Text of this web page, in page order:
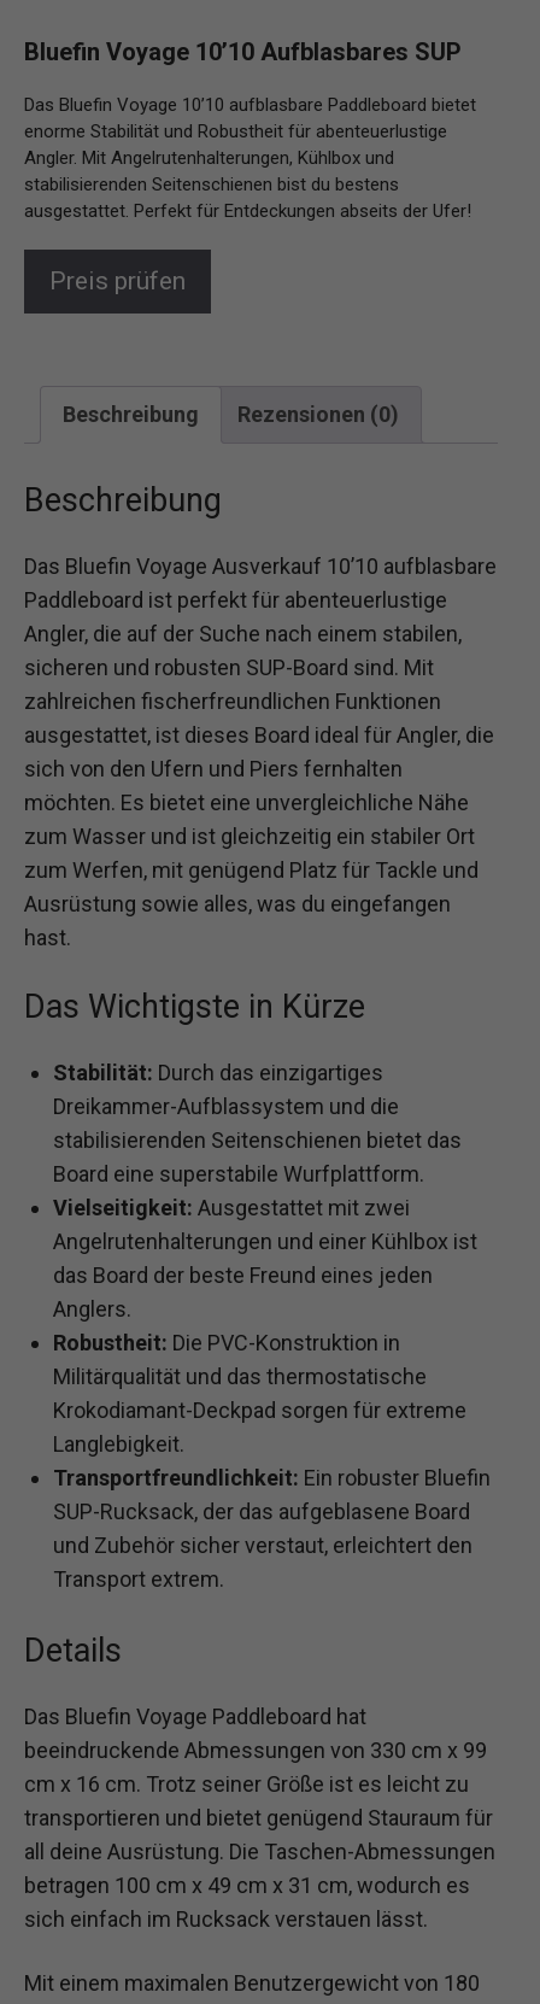
Bluefin Voyage 10’10 Aufblasbares SUP
Das Bluefin Voyage 10’10 aufblasbare Paddleboard bietet
enorme Stabilität und Robustheit für abenteuerlustige
Angler. Mit Angelrutenhalterungen, Kühlbox und
stabilisierenden Seitenschienen bist du bestens
ausgestattet. Perfekt für Entdeckungen abseits der Ufer!
Preis prüfen
Beschreibung Rezensionen (0)
Beschreibung
Das Bluefin Voyage Ausverkauf 10’10 aufblasbare
Paddleboard ist perfekt für abenteuerlustige
Angler, die auf der Suche nach einem stabilen,
sicheren und robusten SUP-Board sind. Mit
zahlreichen fischerfreundlichen Funktionen
ausgestattet, ist dieses Board ideal für Angler, die
sich von den Ufern und Piers fernhalten
möchten. Es bietet eine unvergleichliche Nähe
zum Wasser und ist gleichzeitig ein stabiler Ort
zum Werfen, mit genügend Platz für Tackle und
Ausrüstung sowie alles, was du eingefangen
hast.
Das Wichtigste in Kürze
Stabilität: Durch das einzigartiges
Dreikammer-Aufblassystem und die
stabilisierenden Seitenschienen bietet das
Board eine superstabile Wurfplattform.
Vielseitigkeit: Ausgestattet mit zwei
Angelrutenhalterungen und einer Kühlbox ist
das Board der beste Freund eines jeden
Anglers.
Robustheit: Die PVC-Konstruktion in
Militärqualität und das thermostatische
Krokodiamant-Deckpad sorgen für extreme
Langlebigkeit.
Transportfreundlichkeit: Ein robuster Bluefin
SUP-Rucksack, der das aufgeblasene Board
und Zubehör sicher verstaut, erleichtert den
Transport extrem.
Details
Das Bluefin Voyage Paddleboard hat
beeindruckende Abmessungen von 330 cm x 99
cm x 16 cm. Trotz seiner Größe ist es leicht zu
transportieren und bietet genügend Stauraum für
all deine Ausrüstung. Die Taschen-Abmessungen
betragen 100 cm x 49 cm x 31 cm, wodurch es
sich einfach im Rucksack verstauen lässt.
Mit einem maximalen Benutzergewicht von 180